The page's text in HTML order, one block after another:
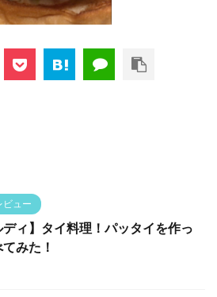
ビュー
ディ】タイ料理！パッタイを作っ
みた！